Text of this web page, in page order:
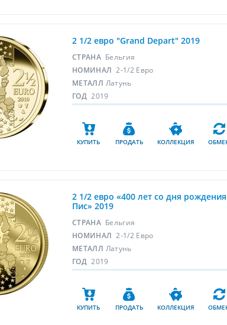
2 1/2 евро "Grand Depart" 2019
СТРАНА Бельгия
НОМИНАЛ 2-1/2 Евро
МЕТАЛЛ Латунь
ГОД 2019
КУПИТЬ ПРОДАТЬ КОЛЛЕКЦИЯ
2 1/2 евро «400 лет со дня
Пис» 2019
СТРАНА Бельгия
НОМИНАЛ 2-1/2 Евро
МЕТАЛЛ Латунь
ГОД 2019
КУПИТЬ ПРОДАТЬ КОЛЛЕКЦИЯ